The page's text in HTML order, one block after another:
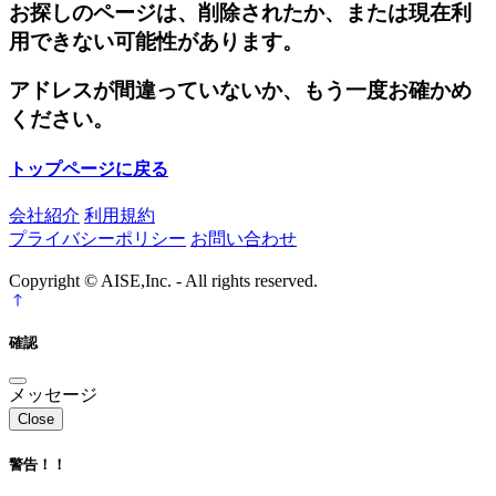
お探しのページは、削除されたか、または現在利
用できない可能性があります。
アドレスが間違っていないか、もう一度お確かめ
ください。
トップページに戻る
会社紹介 利用規約
プライバシーポリシー お問い合わせ
Copyright © AISE,Inc. - All rights reserved.
確認
メッセージ
Close
警告！！